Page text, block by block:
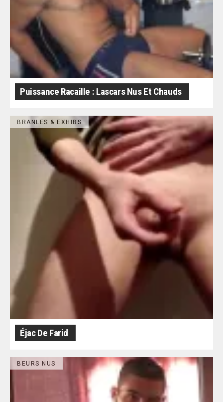
Puissance Racaille : Lascars Nus Et Chauds
BRANLES & EXHIBS
Éjac De Farid
BEURS NUS